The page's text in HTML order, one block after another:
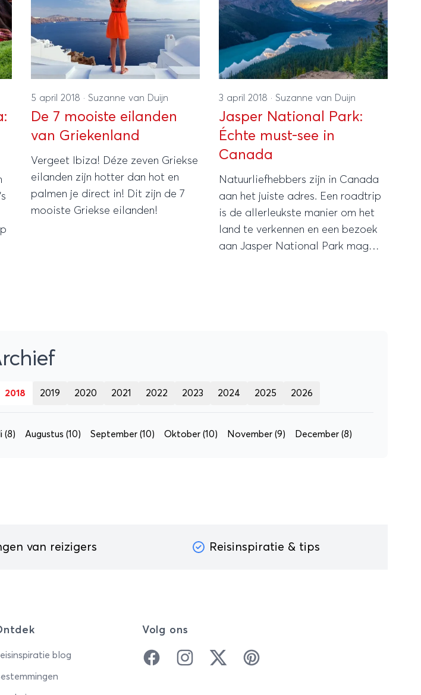
warmtebronnen en een hoge
concentratie spuitende geisers is
een echte publiekslieveling.
5 april 2018 · Suzanne van Duijn
De 7 mooiste eilanden
van Griekenland
Vergeet Ibiza! Déze zeven Griekse
eilanden zijn hotter dan hot en
palmen je direct in! Dit zijn de 7
mooiste Griekse eilanden!
3 april 2018 · Suzanne van Duijn
Jasper National Park:
Échte must-see in
Canada
Natuurliefhebbers zijn in Canada
aan het juiste adres. Een roadtrip
is de allerleukste manier om het
land te verkennen en een bezoek
aan Jasper National Park mag
2018 2019 2020 2021 2022 2023 2024 2025 2026
(8) Augustus (10) September (10) Oktober (10) November (9) December (8)
van reizigers Reisinspiratie & tips
blog
Volg ons
FacebookInstagramTwitter Pinterest